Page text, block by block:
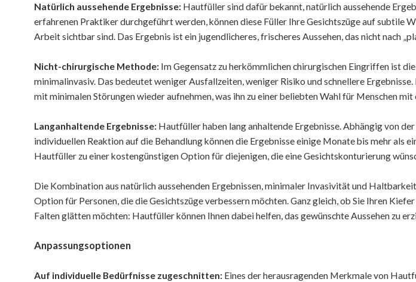
Natürlich aussehende Ergebnisse:Hautfüller sind dafür bekannt, natürlich aussehende
erfahrenen Praktiker durchgeführt werden, können diese Füller Ihre Gesichtszüge auf subtile
Arbeit sichtbar sind. Das Ergebnis ist ein jugendlicheres, frischeres Aussehen, das nicht nach
Nicht-chirurgische Methode:Im Gegensatz zu herkömmlichen chirurgischen Eingriffen ist
minimalinvasiv. Das bedeutet weniger Ausfallzeiten, weniger Risiko und schnellere
mit minimalen Störungen wieder aufnehmen, was ihn zu einer beliebten Wahl für Menschen
Langanhaltende Ergebnisse:Hautfüller haben lang anhaltende Ergebnisse. Abhängig von
individuellen Reaktion auf die Behandlung können die Ergebnisse einige Monate bis mehr als
Hautfüller zu einer kostengünstigen Option für diejenigen, die eine Gesichtskonturierung
Die Kombination aus natürlich aussehenden Ergebnissen, minimaler Invasivität und
Option für Personen, die die Gesichtszüge verbessern möchten. Ganz gleich, ob Sie Ihren
Falten glätten möchten: Hautfüller können Ihnen dabei helfen, das gewünschte Aussehen zu
Anpassungsoptionen
Auf individuelle Bedürfnisse zugeschnitten:Eines der herausragenden Merkmale von